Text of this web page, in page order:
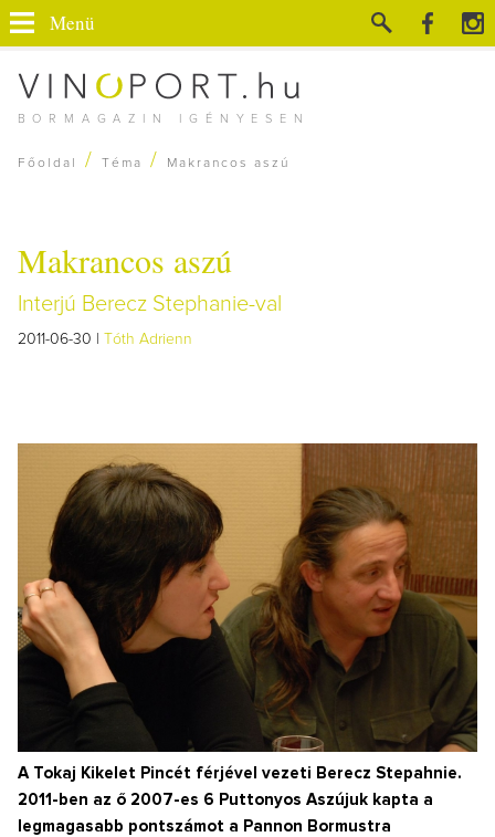
BORMAGAZIN IGÉNYESEN
Menü
Főoldal / Téma / Makrancos aszú
Makrancos aszú
Interjú Berecz Stephanie-val
2011-06-30 | Tóth Adrienn
A Tokaj Kikelet Pincét férjével vezeti Berecz Stepahnie.
2011-ben az ő 2007-es 6 Puttonyos Aszújuk kapta a
legmagasabb pontszámot a Pannon Bormustra